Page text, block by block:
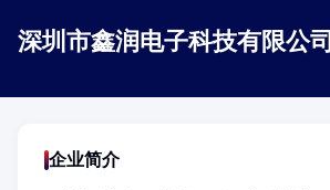
深圳市鑫润电子科技有限公司
企业简介